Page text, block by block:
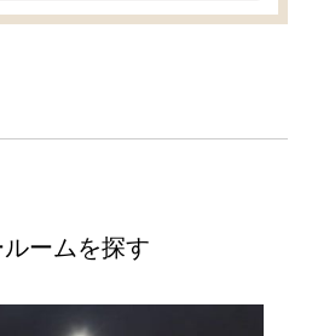
ームを探す